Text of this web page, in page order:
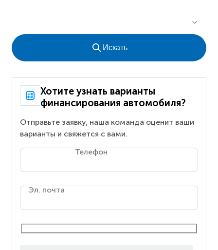
Искать
Хотите узнать варианты
финансирования автомобиля?
Отправьте заявку, наша команда оценит ваши
варианты и свяжется с вами.
Телефон
Эл. почта